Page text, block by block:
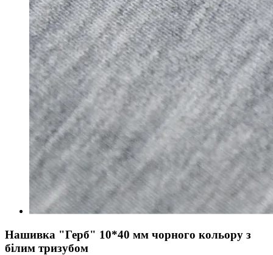
Нашивка "Герб" 10*40 мм чорного кольору з
білим тризубом